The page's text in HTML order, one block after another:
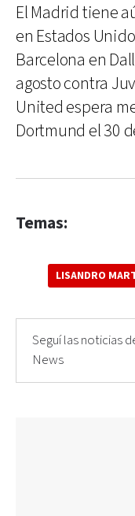
El Madrid tiene
en Estados
Barcelona en
agosto contra
United espera
Dortmund el 30
Temas:
LISANDRO
Seguí las noticias
News